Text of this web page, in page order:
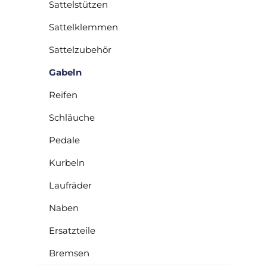
Sattelstützen
Sattelklemmen
Sattelzubehör
Gabeln
Reifen
Schläuche
Pedale
Kurbeln
Laufräder
Naben
Ersatzteile
Bremsen